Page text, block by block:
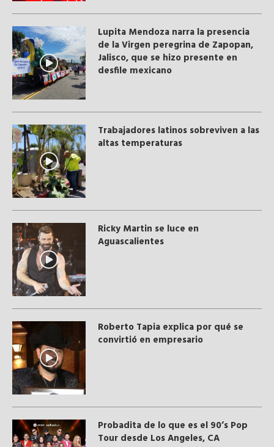
Lupita Mendoza narra la presencia
de la Virgen peregrina de Zapopan,
Jalisco, que se hizo presente en
desfile mexicano
Trabajadores latinos sobreviven a las
altas temperaturas
Ricky Martin se luce en
Aguascalientes
Roberto Tapia explica por qué se
convirtió en empresario
Probadita de lo que es el 90’s Pop
Tour desde Los Angeles, CA